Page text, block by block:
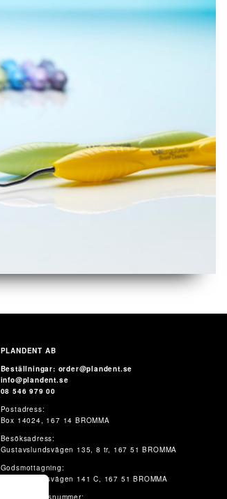
PLANDENT AB
Beställningar: order@plandent.se
info@plandent.se
08 546 979 00
Postadress:
Box 14024, 167 14 BROMMA
Besöksadress:
Gustavslundsvägen 135, 8 tr, 167 51 BROMMA
Godsmottagning:
Gustavslundsvägen 141 C, 167 51 BROMMA
Organisationsnummer: